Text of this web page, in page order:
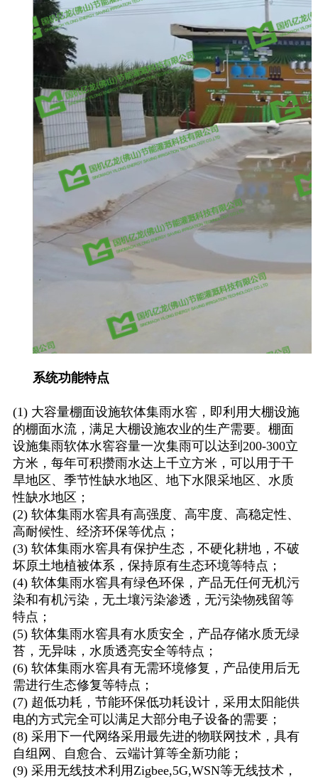
系统功能特点
(1) 大容量棚面设施软体集雨水窖，即利用大棚设施
的棚面水流，满足大棚设施农业的生产需要。棚面
设施集雨软体水窖容量一次集雨可以达到200-300立
方米，每年可积攒雨水达上千立方米，可以用于干
旱地区、季节性缺水地区、地下水限采地区、水质
性缺水地区；
(2) 软体集雨水窖具有高强度、高牢度、高稳定性、
高耐候性、经济环保等优点；
(3) 软体集雨水窖具有保护生态，不硬化耕地，不破
坏原土地植被体系，保持原有生态环境等特点；
(4) 软体集雨水窖具有绿色环保，产品无任何无机污
染和有机污染，无土壤污染渗透，无污染物残留等
特点；
(5) 软体集雨水窖具有水质安全，产品存储水质无绿
苔，无异味，水质透亮安全等特点；
(6) 软体集雨水窖具有无需环境修复，产品使用后无
需进行生态修复等特点；
(7) 超低功耗，节能环保低功耗设计，采用太阳能供
电的方式完全可以满足大部分电子设备的需要；
(8) 采用下一代网络采用最先进的物联网技术，具有
自组网、自愈合、云端计算等全新功能；
(9) 采用无线技术利用Zigbee,5G,WSN等无线技术，